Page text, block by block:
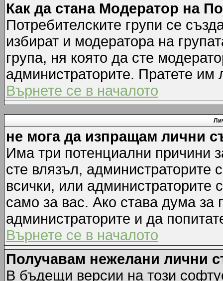
Как да стана Модератор на
Потребителските групи се
избират и модератора на
група, ня която да сте
администраторите. Пратете
Върнете се в началото
не мога да изпращам лични
Има три потенциални причини
сте влязъл, администраторите
всички, или
само за вас. Ако става дума за
администраторите и да
Върнете се в началото
Получавам нежелани лични
В бъдещи версии на този